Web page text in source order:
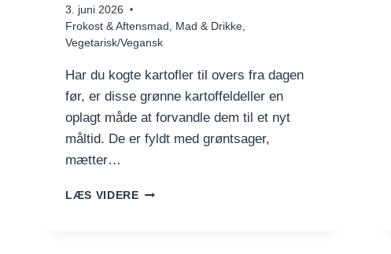
3. juni 2026
Frokost & Aftensmad
Mad & Drikke
Vegetarisk/Vegansk
Har du kogte kartofler til overs fra dagen
før, er disse grønne kartoffeldeller en
oplagt måde at forvandle dem til et nyt
måltid. De er fyldt med grøntsager,
mætter…
LÆS VIDEREGRØNNE